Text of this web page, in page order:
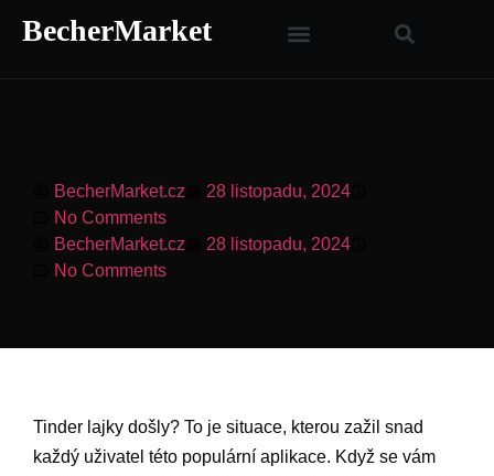
BecherMarket
BecherMarket.cz 28 listopadu, 2024
No Comments
BecherMarket.cz
28 listopadu, 2024
No Comments
Tinder lajky došly? To je situace, kterou zažil snad
každý uživatel této populární aplikace. Když se vám